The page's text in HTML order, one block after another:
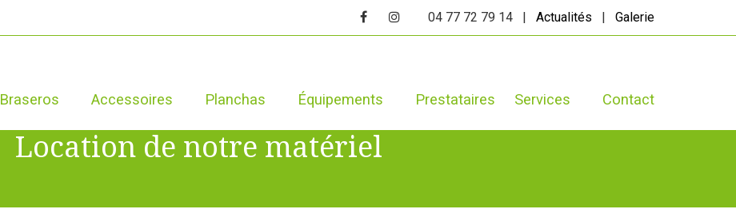
04 77 72 79 14 | Actualités | Galerie
Braseros Accessoires Planchas Équipements Prestataires Services Contact
Location de notre matériel